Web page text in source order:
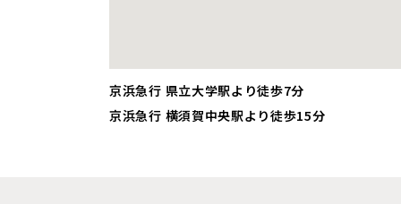
京浜急行 県立大学駅より徒歩7分
京浜急行 横須賀中央駅より徒歩15分